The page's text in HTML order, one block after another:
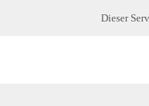
Dieser